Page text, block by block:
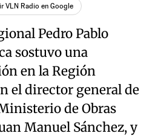
VLN Radio en Google
Pedro Pablo
sostuvo una
en la Región
el director general de
de Obras
Manuel Sánchez, y